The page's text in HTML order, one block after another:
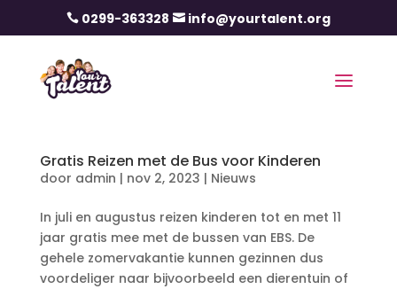
 0299-363328  info@yourtalent.org
Gratis Reizen met de Bus voor Kinderen
door admin | nov 2, 2023 | Nieuws
In juli en augustus reizen kinderen tot en met 11
jaar gratis mee met de bussen van EBS. De
gehele zomervakantie kunnen gezinnen dus
voordeliger naar bijvoorbeeld een dierentuin of